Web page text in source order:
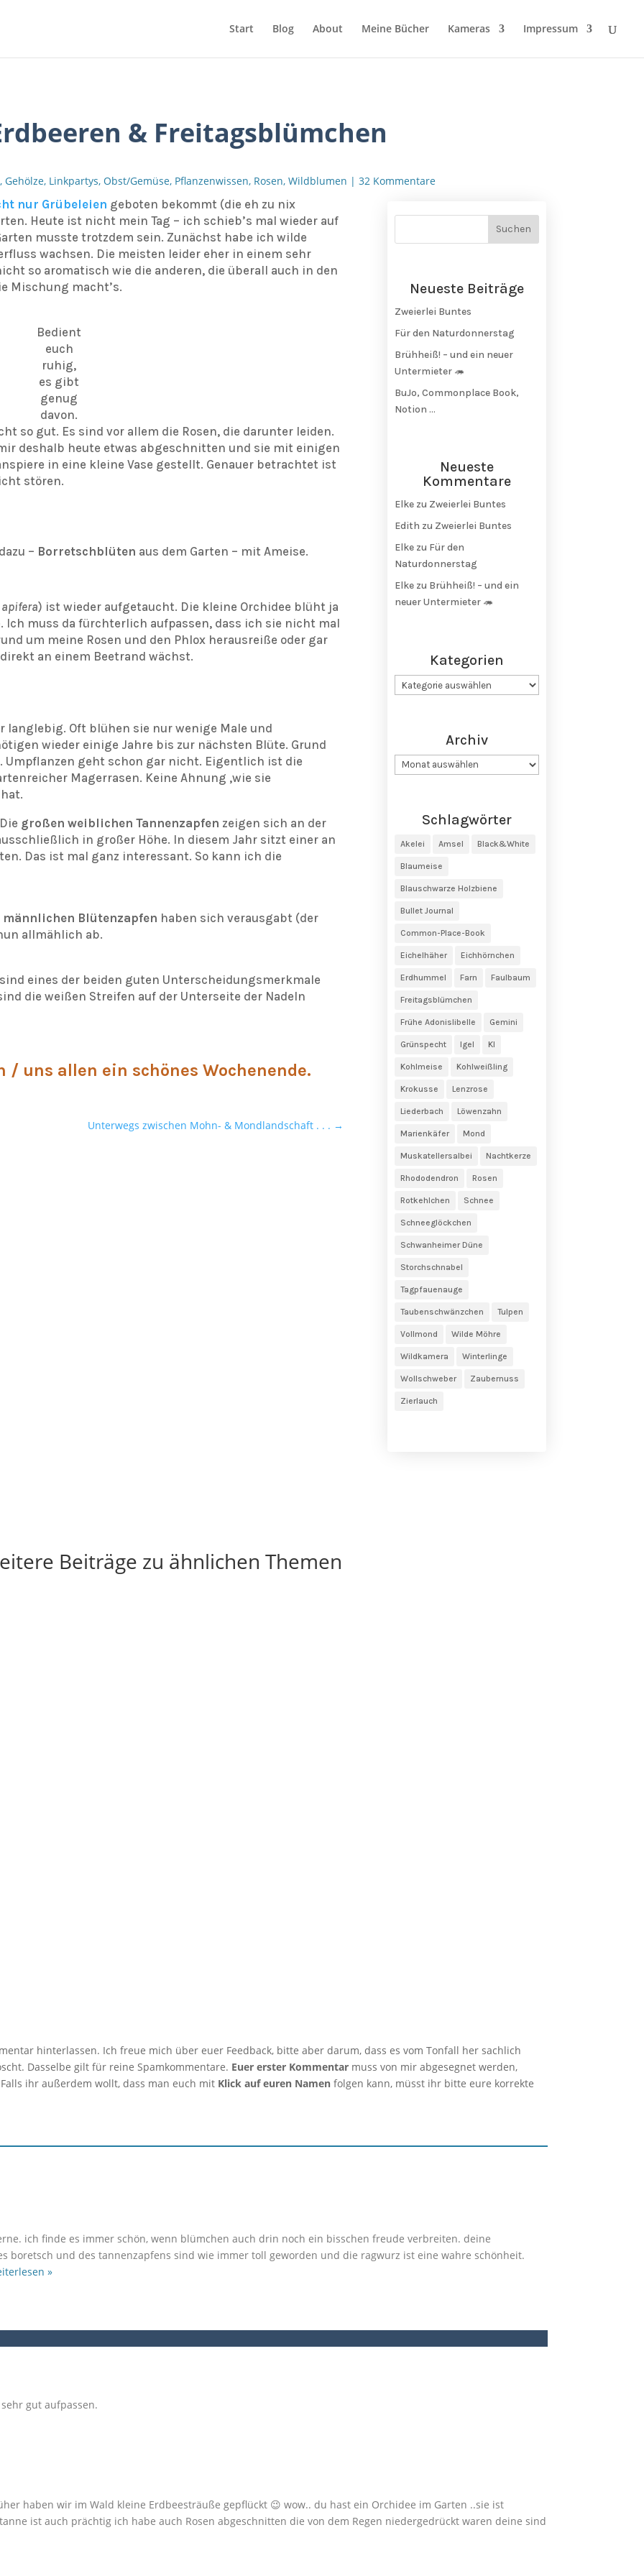
Start Blog About Meine Bücher Kameras Impressum
& Freitagsblümchen
, Gehölze, Linkpartys, Obst/Gemüse, Pflanzenwissen, Rosen, Wildblumen | 32 Kommentare
nur Grübeleien geboten bekommt (die eh zu nix
Heute ist nicht mein Tag – ich schieb’s mal wieder auf
musste trotzdem sein. Zunächst habe ich wilde
wachsen. Die meisten leider eher in einem sehr
so aromatisch wie die anderen, die überall auch in den
Mischung macht’s.
Bedient
euch
ruhig,
es gibt
genug
davon.
so gut. Es sind vor allem die Rosen, die darunter leiden.
deshalb heute etwas abgeschnitten und sie mit einigen
in eine kleine Vase gestellt. Genauer betrachtet ist
stören.
– Borretschblüten aus dem Garten – mit Ameise.
apifera) ist wieder aufgetaucht. Die kleine Orchidee blüht ja
muss da fürchterlich aufpassen, dass ich sie nicht mal
um meine Rosen und den Phlox herausreiße oder gar
an einem Beetrand wächst.
Oft blühen sie nur wenige Male und
wieder einige Jahre bis zur nächsten Blüte. Grund
geht schon gar nicht. Eigentlich ist die
Magerrasen. Keine Ahnung ,wie sie
großen weiblichen Tannenzapfen zeigen sich an der
in großer Höhe. In diesem Jahr sitzt einer an
Das ist mal ganz interessant. So kann ich die
Blütenzapfen haben sich verausgabt (der
allmählich ab.
eines der beiden guten Unterscheidungsmerkmale
die weißen Streifen auf der Unterseite der Nadeln
/ uns allen ein schönes Wochenende.
Unterwegs zwischen Mohn- & Mondlandschaft . . . →
Neueste Beiträge
Zweierlei Buntes
Für den Naturdonnerstag
Brühheiß! – und ein neuer
Untermieter 🦔
BuJo, Commonplace Book,
Notion …
Neueste
Kommentare
Elke zu Zweierlei Buntes
Edith zu Zweierlei Buntes
Elke zu Für den
Naturdonnerstag
Elke zu Brühheiß! – und ein
neuer Untermieter 🦔
Kategorien
Kategorien
Archiv
Archiv
Schlagwörter
Akelei Amsel Black&White
Blaumeise
Blauschwarze Holzbiene
Bullet Journal
Common-Place-Book
Eichelhäher Eichhörnchen
Erdhummel Farn Faulbaum
Freitagsblümchen
Frühe Adonislibelle Gemini
Grünspecht Igel KI
Kohlmeise Kohlweißling
Krokusse Lenzrose
Liederbach Löwenzahn
Marienkäfer Mond
Muskatellersalbei Nachtkerze
Rhododendron Rosen
Rotkehlchen Schnee
Schneeglöckchen
Schwanheimer Düne
Storchschnabel
Tagpfauenauge
Taubenschwänzchen Tulpen
Vollmond Wilde Möhre
Wildkamera Winterlinge
Wollschweber Zaubernuss
Zierlauch
Beiträge zu ähnlichen Themen
hinterlassen. Ich freue mich über euer Feedback, bitte aber darum, dass es vom Tonfall her sachlich
Dasselbe gilt für reine Spamkommentare. Euer erster Kommentar muss von mir abgesegnet werden,
ihr außerdem wollt, dass man euch mit Klick auf euren Namen folgen kann, müsst ihr bitte eure korrekte
ich finde es immer schön, wenn blümchen auch drin noch ein bisschen freude verbreiten. deine
boretsch und des tannenzapfens sind wie immer toll geworden und die ragwurz ist eine wahre schönheit.
»
gut aufpassen.
haben wir im Wald kleine Erdbeesträuße gepflückt 😉 wow.. du hast ein Orchidee im Garten ..sie ist
ist auch prächtig ich habe auch Rosen abgeschnitten die von dem Regen niedergedrückt waren deine sind